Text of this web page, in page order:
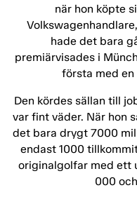
när hon köpte
hade det bara
premiärvisades i
första med en
Den kördes sällan till
var fint väder. När hon
det bara drygt 7000
endast 1000
originalgolfar med ett
000